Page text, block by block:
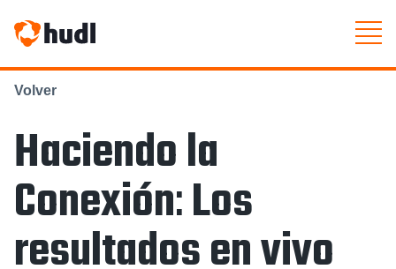
Volver
Haciendo la
Conexión:Los
resultados en vivo